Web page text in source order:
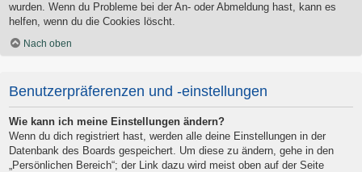
wurden. Wenn du Probleme bei der An- oder Abmeldung hast, kann es
helfen, wenn du die Cookies löscht.
Nach oben
Benutzerpräferenzen und -einstellungen
Wie kann ich meine Einstellungen ändern?
Wenn du dich registriert hast, werden alle deine Einstellungen in der
Datenbank des Boards gespeichert. Um diese zu ändern, gehe in den
„Persönlichen Bereich“; der Link dazu wird meist oben auf der Seite